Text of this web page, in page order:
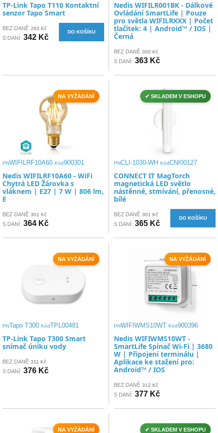
TP-Link Tapo T110 Kontaktní
senzor Tapo Smart
BEZ DANĚ 283 Kč
S DANÍ: 342 Kč
DO KOŠÍKU
Nedis WIFILR001BK - Dálkové
Ovládání SmartLife | Pouze
pro světla WIFILRXXX | Počet
tlačítek: 4 | Android™ / IOS |
Černá
BEZ DANĚ 300 Kč
S DANÍ: 363 Kč
NA VYŽÁDÁNÍ
PNWIFILRF10A60 Kód900301
Nedis WIFILRF10A60 - WiFi
Chytrá LED Žárovka s
vláknem | E27 | 7 W | 806 lm,
E
BEZ DANĚ 301 Kč
S DANÍ: 364 Kč
✔ SKLADEM V ESHOPU
PNCLI-1030-WH KódCNI00127
CONNECT IT MagTorch
magnetická LED světlo
nástěnné, stmívání, přenosné,
bílé
BEZ DANĚ 301 Kč
S DANÍ: 365 Kč
DO KOŠÍKU
NA VYŽÁDÁNÍ
PNTapo T300 KódTPL00481
TP-Link Tapo T300 Smart
snímač úniku vody
BEZ DANĚ 311 Kč
S DANÍ: 376 Kč
NA VYŽÁDÁNÍ
PNWIFIWMS10WT Kód900396
Nedis WIFIWMS10WT -
SmartLife Spínač Wi-Fi | 3680
W | Připojení terminálu |
Aplikace ke stažení pro:
Android™ / IOS
BEZ DANĚ 312 Kč
S DANÍ: 377 Kč
NA VYŽÁDÁNÍ ✔ SKLADEM V ESHOPU